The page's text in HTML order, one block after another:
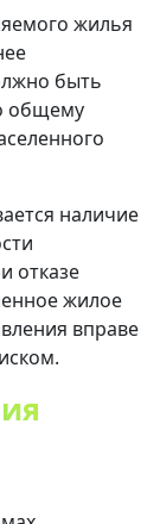
жилья
быть
общему
наличие
отказе
жилое
вправе